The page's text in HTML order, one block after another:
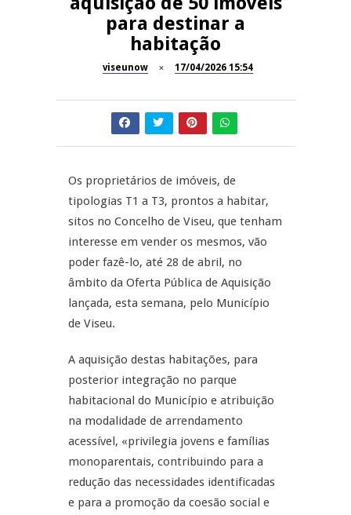
Dia do Foral em São João da
Summer Fusion em
Festas do Concelho de Penalva
do Castelo
11º Encontro Gastronómico
Amador de Abrunhosa-a-Velha
Now Opinião – Manuela
Exames Nacionais
para destinar a
habitação
viseunow 17/04/2026 15:54
Os proprietários de imóveis, de
tipologias T1 a T3, prontos a habitar,
sitos no Concelho de Viseu, que tenham
interesse em vender os mesmos, vão
poder fazê-lo, até 28 de abril, no
âmbito da Oferta Pública de Aquisição
lançada, esta semana, pelo Município
de Viseu.
A aquisição destas habitações, para
posterior integração no parque
habitacional do Município e atribuição
na modalidade de arrendamento
acessível, «privilegia jovens e famílias
monoparentais, contribuindo para a
redução das necessidades identificadas
e para a promoção da coesão social e